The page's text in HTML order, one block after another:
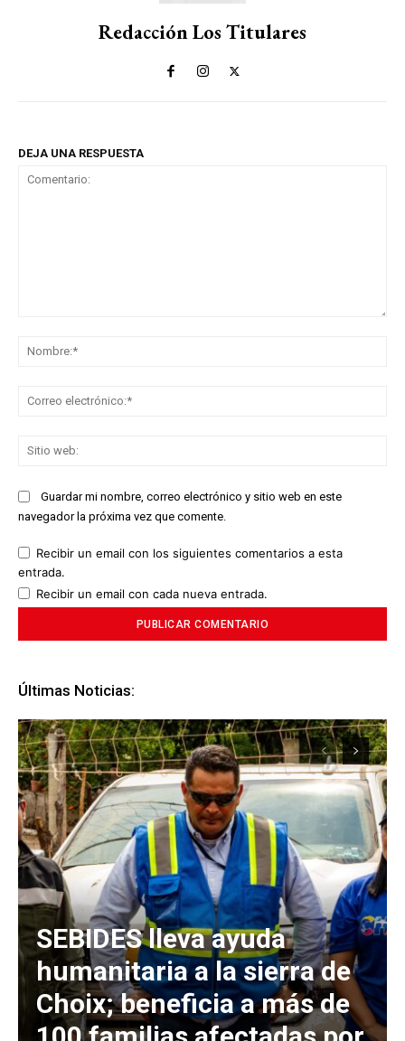
Redacción Los Titulares
DEJA UNA RESPUESTA
Guardar mi nombre, correo electrónico y sitio web en este
navegador la próxima vez que comente.
Recibir un email con los siguientes comentarios a esta
entrada.
Recibir un email con cada nueva entrada.
Últimas Noticias:
SEBIDES lleva ayuda
humanitaria a la sierra de
Choix; beneficia a más de